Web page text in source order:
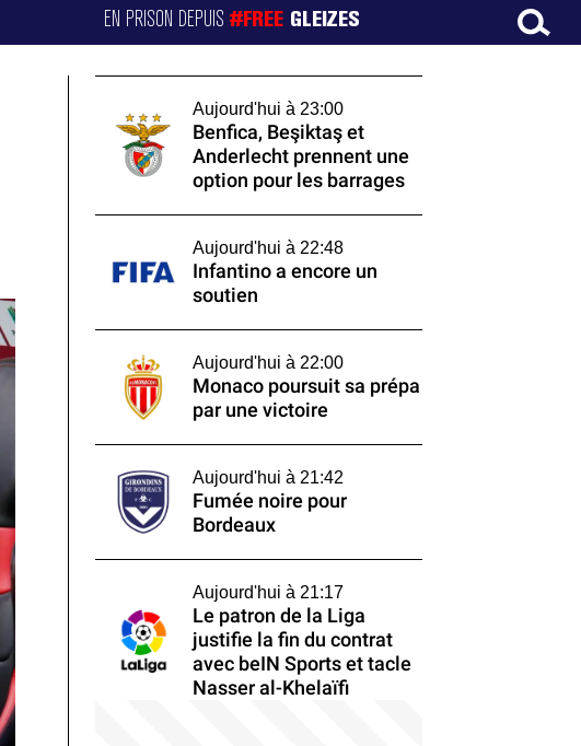
EN PRISON DEPUIS#FREE GLEIZES
Aujourd'hui à 23:00
Benfica, Beşiktaş et
Anderlecht prennent une
option pour les barrages
Aujourd'hui à 22:48
Infantino a encore un
soutien
Aujourd'hui à 22:00
Monaco poursuit sa prépa
par une victoire
Aujourd'hui à 21:42
Fumée noire pour
Bordeaux
Aujourd'hui à 21:17
Le patron de la Liga
justifie la fin du contrat
avec beIN Sports et tacle
Nasser al-Khelaïfi